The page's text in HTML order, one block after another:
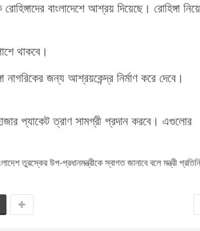
বাংলাদেশে আশ্রয় দিয়েছে। রোহিঙ্গা নিয়ে
থাকবে।
জন্য আশ্রয়কেন্দ্র নির্মাণ করে দেবে।
প্যাকেট ত্রাণ সামগ্রী প্রদান করবে। এগুলোর
তুরস্কের উপ-প্রধানমন্ত্রীকে স্বাগত জানাবে বলে মন্ত্রী